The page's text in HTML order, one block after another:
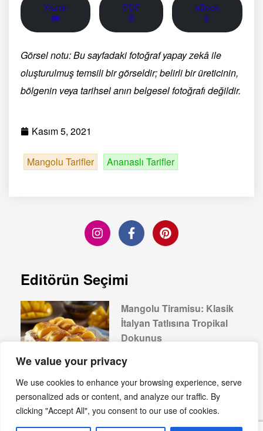
We value your privacy
We use cookies to enhance your browsing experience, serve
personalized ads or content, and analyze our traffic. By
clicking "Accept All", you consent to our use of cookies.
Yazdır
🖨
PDF
📄
eBook
📱
Görsel notu: Bu sayfadaki fotoğraf yapay zekâ ile
oluşturulmuş temsili bir görseldir; belirli bir üreticinin,
bölgenin veya tarihsel anın belgesel fotoğrafı değildir.
Kasım 5, 2021
Mangolu Tarifler Ananaslı Tarifler
Editörün Seçimi
Mangolu Tiramisu: Klasik
İtalyan Tatlısına Tropikal
Dokunuş
Ananaslı Krema: Tropik
Meyvelerle Farklı Bir Tatlı